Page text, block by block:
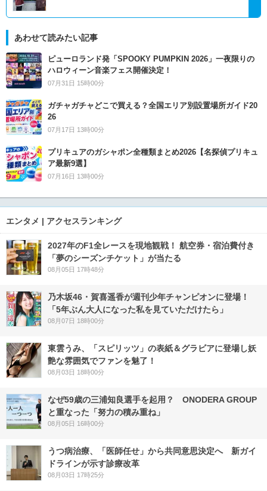
あわせて読みたい記事
ピューロランド発「SPOOKY PUMPKIN 2026」一夜限りの
ハロウィーン音楽フェス開催決定！
07月31日 15時00分
ガチャガチャどこで買える？全国エリア別設置場所ガイド20
26
07月17日 13時00分
プリキュアのガシャポン全種類まとめ2026【名探偵プリキュ
ア最新9選】
07月16日 13時00分
エンタメ | アクセスランキング
2027年のF1全レースを現地観戦！ 航空券・宿泊費付き
「夢のシーズンチケット」が当たる
08月05日 17時48分
乃木坂46・賀喜遥香が週刊少年チャンピオンに登場！
「5年ぶん大人になった私を見ていただけたら」
08月07日 18時00分
東雲うみ、「スピリッツ」の表紙＆グラビアに登場し妖
艶な雰囲気でファンを魅了！
08月03日 18時00分
なぜ59歳の三浦知良選手を起用？ ONODERA GROUP
と重なった「努力の積み重ね」
08月05日 16時00分
うつ病治療、「医師任せ」から共同意思決定へ 新ガイ
ドラインが示す診療改革
08月03日 17時25分